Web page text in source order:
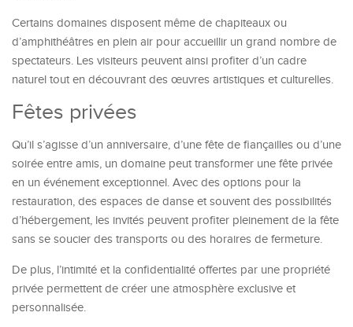
Certains domaines disposent même de chapiteaux ou
d’amphithéâtres en plein air pour accueillir un grand nombre de
spectateurs. Les visiteurs peuvent ainsi profiter d’un cadre
naturel tout en découvrant des œuvres artistiques et culturelles.
Fêtes privées
Qu’il s’agisse d’un anniversaire, d’une fête de fiançailles ou d’une
soirée entre amis, un domaine peut transformer une fête privée
en un événement exceptionnel. Avec des options pour la
restauration, des espaces de danse et souvent des possibilités
d’hébergement, les invités peuvent profiter pleinement de la fête
sans se soucier des transports ou des horaires de fermeture.
De plus, l’intimité et la confidentialité offertes par une propriété
privée permettent de créer une atmosphère exclusive et
personnalisée.